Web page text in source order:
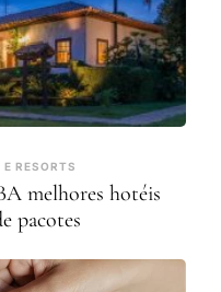
RESORTS
melhores hotéis
pacotes